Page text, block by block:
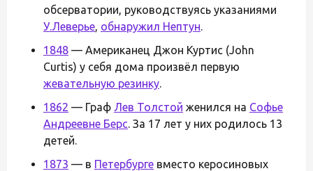
обсерватории, руководствуясь указаниями
У.Леверье, обнаружил Нептун.
1848 — Американец Джон Куртис (John
Curtis) у себя дома произвёл первую
жевательную резинку.
1862 — Граф Лев Толстой женился на Софье
Андреевне Берс. За 17 лет у них родилось 13
детей.
1873 — в Петербурге вместо керосиновых